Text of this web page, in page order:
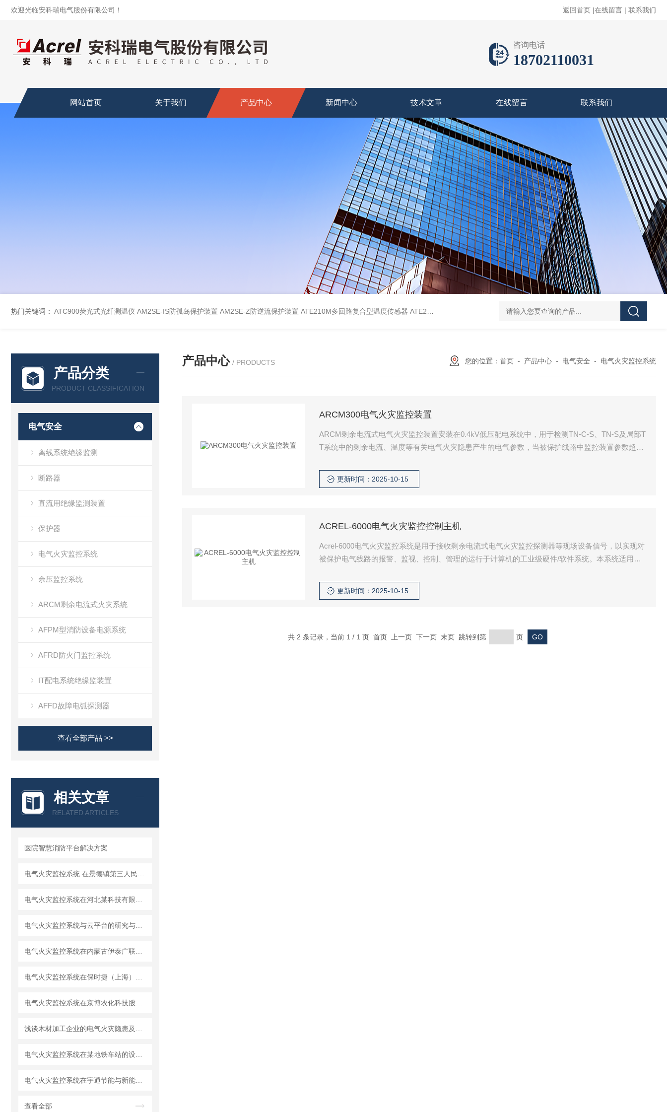
欢迎光临安科瑞电气股份有限公司！ 返回首页 |在线留言 | 联系我们
咨询电话
18702110031
网站首页 关于我们 产品中心 新闻中心 技术文章 在线留言 联系我们
热门关键词： ATC900荧光式光纤测温仪 AM2SE-IS防孤岛保护装置 AM2SE-Z防逆流保护装置 ATE210M多回路复合型温度传感器 ATE210S单回路复合型温度传感器 DJSF1352-D-800导轨式直流电能表 AKH-
产品分类
PRODUCT CLASSIFICATION
电气安全
离线系统绝缘监测
断路器
直流用绝缘监测装置
保护器
电气火灾监控系统
余压监控系统
ARCM剩余电流式火灾系统
AFPM型消防设备电源系统
AFRD防火门监控系统
IT配电系统绝缘监装置
AFFD故障电弧探测器
查看全部产品 >>
相关文章
RELATED ARTICLES
医院智慧消防平台解决方案
查看全部
产品中心 / PRODUCTS 您的位置： 首页 - 产品中心 - 电气安全 - 电气火灾监控系统
ARCM300电气火灾监控装置
ARCM剩余电流式电气火灾监控装置安装在0.4kV低压配电系统中，用于检测TN-C-S、TN-S及局部T
T系统中的剩余电流、温度等有关电气火灾隐患产生的电气参数，当被保护线路中监控装置参数超过
总线进行通讯，可以与其它监控报警器、监控单元或监控主机联合组成火灾监控系统。
更新时间：2025-10-15
ACREL-6000电气火灾监控控制主机
Acrel-6000电气火灾监控系统是用于接收剩余电流式电气火灾监控探测器等现场设备信号，以实现对
被保护电气线路的报警、监视、控制、管理的运行于计算机的工业级硬件/软件系统。本系统适用于
金融、电信等领域，对分散在建筑内的探测器进行遥测、遥调、遥控、遥信，方便实现监控与管
理。电气火灾监控控制主机
更新时间：2025-10-15
共 2 条记录，当前 1 / 1 页 首页 上一页 下一页 末页 跳转到第 页